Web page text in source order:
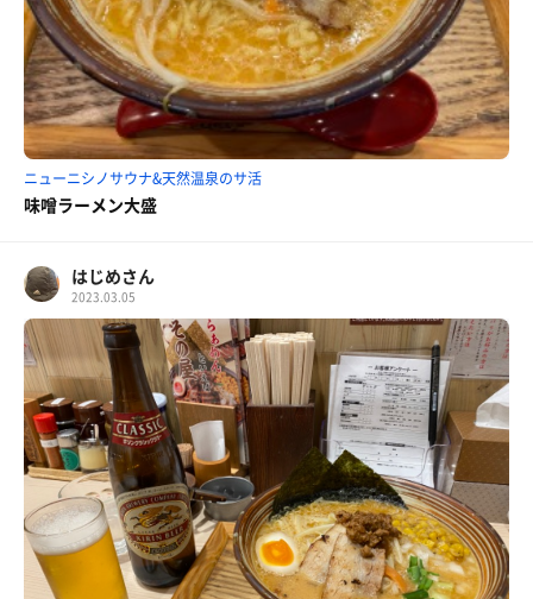
ニューニシノサウナ&天然温泉のサ活
味噌ラーメン大盛
はじめさん
2023.03.05